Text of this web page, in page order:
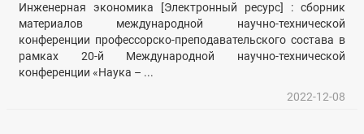
Инженерная экономика [Электронный ресурс] : сборник
материалов международной научно-технической
конференции профессорско-преподавательского состава в
рамках 20-й Международной научно-технической
конференции «Наука – ...
2022-12-08